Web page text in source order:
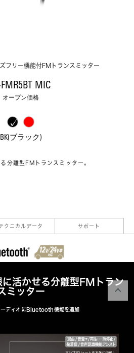
フリー機能付FMトランスミッター
MIC
オープン価格
BK(ブラック)
分離型FMトランスミッター。
クニカルデータ サポート
に活かせる分離型FMトラン
ミッター
ディオにBluetooth機能を追加